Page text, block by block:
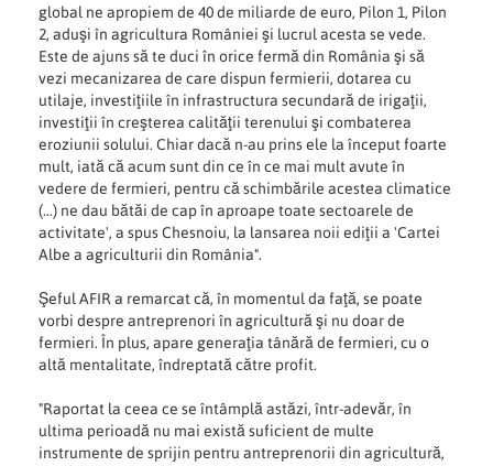
global ne apropiem de 40 de miliarde de euro, Pilon 1, Pilon
2, aduşi în agricultura României şi lucrul acesta se vede.
Este de ajuns să te duci în orice fermă din România şi să
vezi mecanizarea de care dispun fermierii, dotarea cu
utilaje, investiţiile în infrastructura secundară de irigaţii,
investiţii în creşterea calităţii terenului şi combaterea
eroziunii solului. Chiar dacă n-au prins ele la început foarte
mult, iată că acum sunt din ce în ce mai mult avute în
vedere de fermieri, pentru că schimbările acestea climatice
(...) ne dau bătăi de cap în aproape toate sectoarele de
activitate', a spus Chesnoiu, la lansarea noii ediţii a 'Cartei
Albe a agriculturii din România".
Şeful AFIR a remarcat că, în momentul da faţă, se poate
vorbi despre antreprenori în agricultură şi nu doar de
fermieri. În plus, apare generaţia tânără de fermieri, cu o
altă mentalitate, îndreptată către profit.
"Raportat la ceea ce se întâmplă astăzi, într-adevăr, în
ultima perioadă nu mai există suficient de multe
instrumente de sprijin pentru antreprenorii din agricultură,